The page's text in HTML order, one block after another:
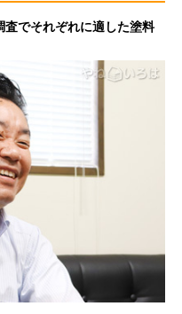
査でそれぞれに適した塗料